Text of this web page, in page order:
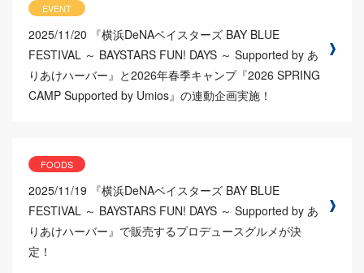
EVENT
2025/11/20
『横浜DeNAベイスターズ BAY BLUE
FESTIVAL ～ BAYSTARS FUN! DAYS ～ Supported by あ
りあけハーバー』と2026年春季キャンプ『2026 SPRING
CAMP Supported by Umios』の連動企画実施！
FOODS
2025/11/19
『横浜DeNAベイスターズ BAY BLUE
FESTIVAL ～ BAYSTARS FUN! DAYS ～ Supported by あ
りあけハーバー』で販売するプロデュースグルメが決
定！